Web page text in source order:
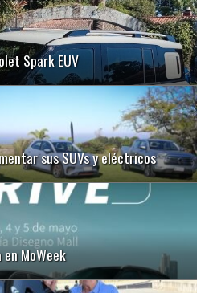
Spark EUV
sus SUVs y eléctricos
MoWeek